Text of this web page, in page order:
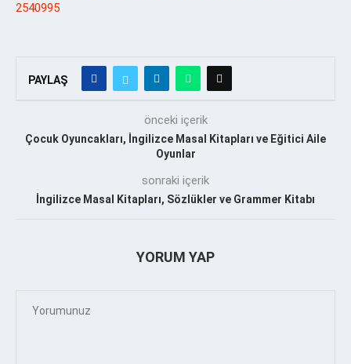
2540995
PAYLAŞ
önceki içerik
Çocuk Oyuncakları, İngilizce Masal Kitapları ve Eğitici Aile
Oyunlar
sonraki içerik
İngilizce Masal Kitapları, Sözlükler ve Grammer Kitabı
YORUM YAP